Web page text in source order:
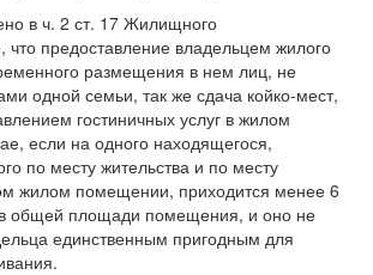
в ч. 2 ст. 17 Жилищного
что предоставление владельцем жилого
размещения в нем лиц, не
одной семьи, так же сдача койко-мест,
гостиничных услуг в жилом
если на одного находящегося,
по месту жительства и по месту
жилом помещении, приходится менее 6
общей площади помещения, и оно не
единственным пригодным для